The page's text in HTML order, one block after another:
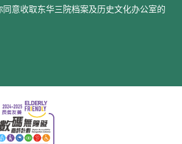
意收取东华三院档案及历史文化办公室的